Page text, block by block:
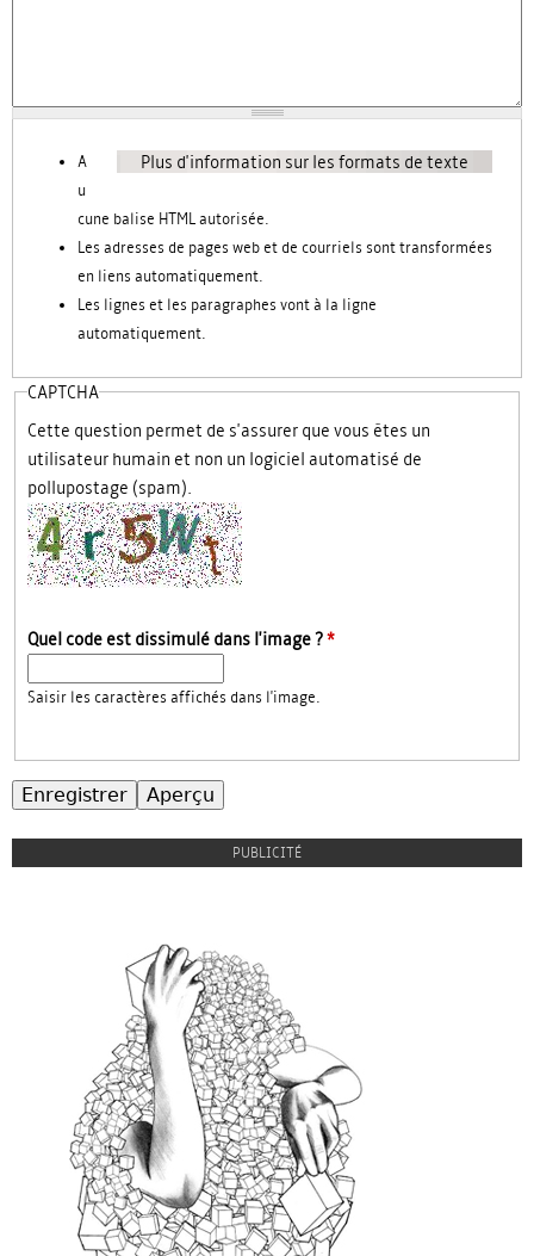
Plus d'information sur les formats de texte
A
u
cune balise HTML autorisée.
Les adresses de pages web et de courriels sont transformées
en liens automatiquement.
Les lignes et les paragraphes vont à la ligne
automatiquement.
CAPTCHA
Cette question permet de s'assurer que vous êtes un
utilisateur humain et non un logiciel automatisé de
pollupostage (spam).
Quel code est dissimulé dans l'image ?*
Saisir les caractères affichés dans l'image.
PUBLICITÉ
dpiencart.jpg